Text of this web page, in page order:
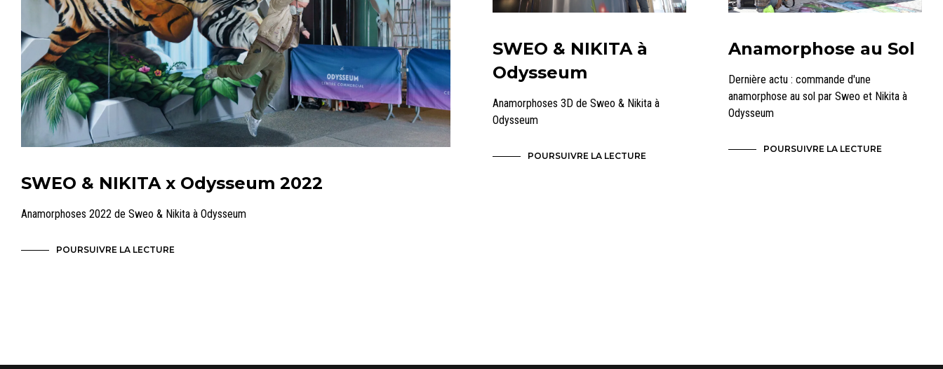
SWEO & NIKITA x Odysseum 2022
Anamorphoses 2022 de Sweo & Nikita à Odysseum
POURSUIVRE LA LECTURE
SWEO & NIKITA à
Odysseum
Anamorphoses 3D de Sweo & Nikita à
Odysseum
POURSUIVRE LA LECTURE
Anamorphose au Sol
Dernière actu : commande d'une
anamorphose au sol par Sweo et Nikita à
Odysseum
POURSUIVRE LA LECTURE